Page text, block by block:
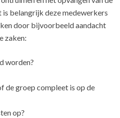
belangrijk deze medewerkers
door bijvoorbeeld aandacht
zaken:
worden?
de groep compleet is op de
op?